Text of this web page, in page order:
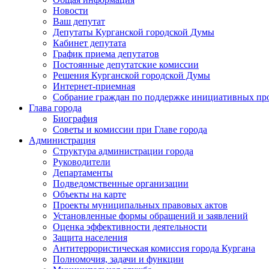
Новости
Ваш депутат
Депутаты Курганской городской Думы
Кабинет депутата
График приема депутатов
Постоянные депутатские комиссии
Решения Курганской городской Думы
Интернет-приемная
Собрание граждан по поддержке инициативных
Глава города
Биография
Советы и комиссии при Главе города
Администрация
Структура администрации города
Руководители
Департаменты
Подведомственные организации
Объекты на карте
Проекты муниципальных правовых актов
Установленные формы обращений и заявлений
Оценка эффективности деятельности
Защита населения
Антитеррористическая комиссия города Кургана
Полномочия, задачи и функции